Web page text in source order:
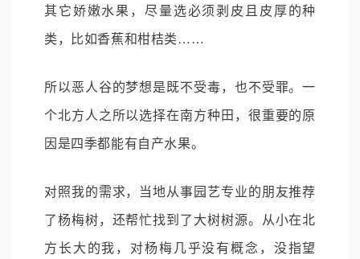
其它娇嫩水果，尽量选必须剥皮且皮厚的种
类，比如香蕉和柑桔类……
所以恶人谷的梦想是既不受毒，也不受罪。一
个北方人之所以选择在南方种田，很重要的原
因是四季都能有自产水果。
对照我的需求，当地从事园艺专业的朋友推荐
了杨梅树，还帮忙找到了大树树源。从小在北
方长大的我，对杨梅几乎没有概念，没指望